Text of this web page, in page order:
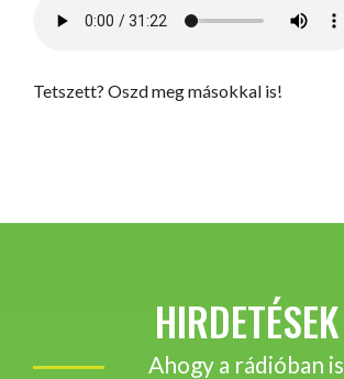
Tetszett? Oszd meg másokkal is!
HIRDETÉSEK
Ahogy a rádióban is